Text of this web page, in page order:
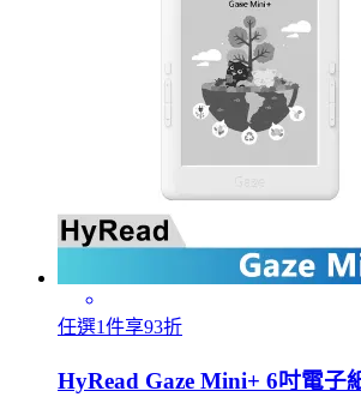
任選1件享93折
HyRead Gaze Mini+ 6吋電子